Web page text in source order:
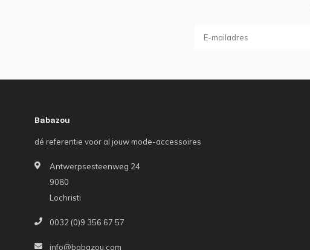
Babazou
dé referentie voor al jouw mode-accessoires
Antwerpsesteenweg 24
9080
Lochristi
0032 (0)9 356 67 57
info@babazou.com